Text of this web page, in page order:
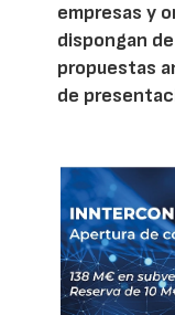
empresas y
dispongan
propuestas
de